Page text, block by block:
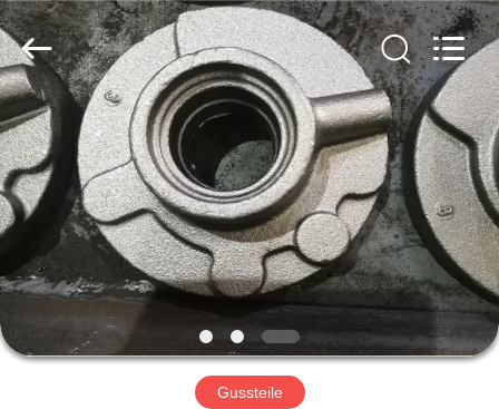
HAUS
PRODUKTE
ÜBER
UNS
FABRIK-
&
Forging
Factory.
All
Rights
Reserved.
Developed
by
ECER
Gussteile